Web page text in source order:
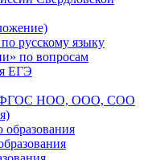
русскому языку
по вопросам
ЕГЭ
ФГОС НОО, ООО, СОО